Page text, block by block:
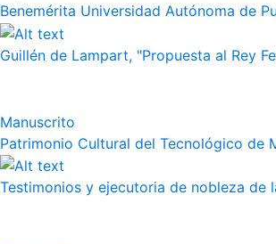
Benemérita Universidad Autónoma de
Guillén de Lampart, "Propuesta al Rey
Manuscrito
Patrimonio Cultural del Tecnológico de
Testimonios y ejecutoria de nobleza de